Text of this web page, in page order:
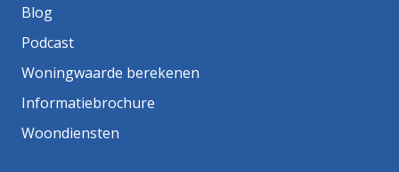
Blog
Podcast
Woningwaarde berekenen
Informatiebrochure
Woondiensten